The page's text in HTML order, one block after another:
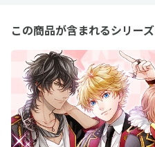
この商品が含まれるシリーズ